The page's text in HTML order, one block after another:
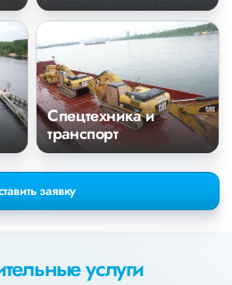
Спецтехника и
транспорт
заявку
услуги